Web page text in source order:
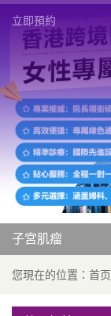
立即預約
子宮肌瘤
您現在的位置： 首页